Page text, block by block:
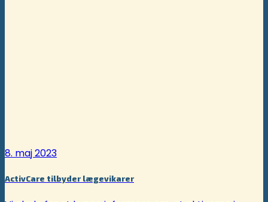
8. maj 2023
ActivCare tilbyder lægevikarer